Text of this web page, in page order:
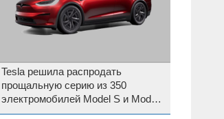
Tesla решила распродать
прощальную серию из 350
электромобилей Model S и Model
X среди коллекционеров